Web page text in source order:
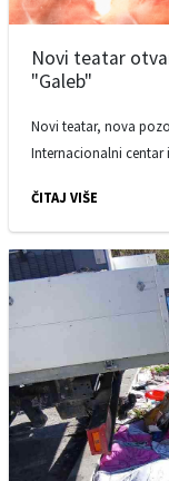
Novi teatar
"Galeb"
Novi teatar, nova
Internacionalni centar
ČITAJ VIŠE